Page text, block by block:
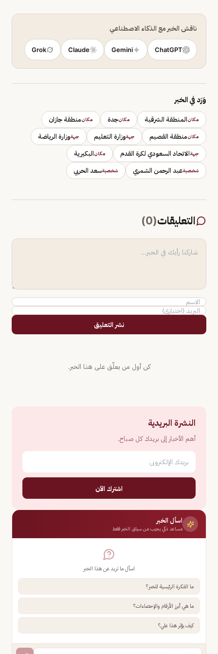
ناقش الخبر مع الذكاء الاصطناعي
ChatGPT
Gemini
Claude
Grok
وَرَد في الخبر
مكانالمنطقة الشرقية مكانجدة مكانمنطقة جازان
مكانمنطقة القصيم جهةوزارة التعليم جهةوزارة الرياضة
جهةالاتحاد السعودي لكرة القدم مكانالبكيرية
شخصيةعبد الرحمن الشمري شخصيةسعد الحربي
التعليقات(
0
)
نشر التعليق
كن أول من يعلّق على هذا الخبر.
النشرة البريدية
أهم الأخبار إلى بريدك كل صباح.
اشترك الآن
اسأل الخبر
مساعد ذكي يجيب من سياق الخبر فقط
اسأل ما تريد عن هذا الخبر
ما الفكرة الرئيسية للخبر؟
ما هي أبرز الأرقام والإحصاءات؟
كيف يؤثر هذا علي؟